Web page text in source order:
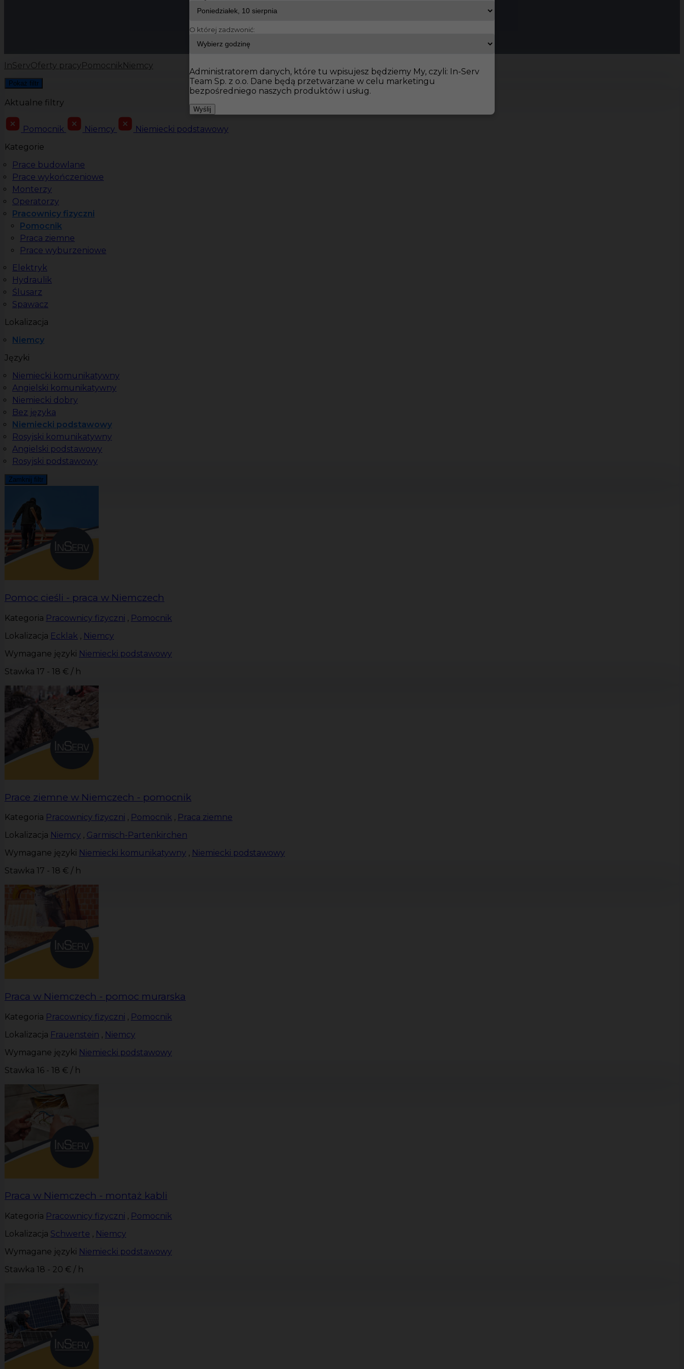
InServOferty pracy Pomocnik Niemcy
Pokaż filtr
Aktualne filtry
Pomocnik Niemcy
Niemiecki podstawowy
Kategorie
Prace budowlane
Prace wykończeniowe
Monterzy
Operatorzy
Pracownicy fizyczni
Pomocnik
Praca ziemne
Prace wyburzeniowe
Elektryk
Hydraulik
Ślusarz
Spawacz
Lokalizacja
Niemcy
Języki
Niemiecki komunikatywny
Angielski komunikatywny
Niemiecki dobry
Bez języka
Niemiecki podstawowy
Rosyjski komunikatywny
Angielski podstawowy
Rosyjski podstawowy
Zamknij filtr
Pomoc cieśli - praca w Niemczech
Kategoria Pracownicy fizyczni , Pomocnik
Lokalizacja Ecklak , Niemcy
Wymagane języki Niemiecki podstawowy
Stawka 17 - 18 € / h
Prace ziemne w Niemczech - pomocnik
Kategoria Pracownicy fizyczni , Pomocnik , Praca ziemne
Lokalizacja Niemcy , Garmisch-Partenkirchen
Wymagane języki Niemiecki komunikatywny , Niemiecki podstawowy
Stawka 17 - 18 € / h
Praca w Niemczech - pomoc murarska
Kategoria Pracownicy fizyczni , Pomocnik
Lokalizacja Frauenstein , Niemcy
Wymagane języki Niemiecki podstawowy
Stawka 16 - 18 € / h
Praca w Niemczech - montaż kabli
Kategoria Pracownicy fizyczni , Pomocnik
Lokalizacja Schwerte , Niemcy
Wymagane języki Niemiecki podstawowy
Stawka 18 - 20 € / h
O której zadzwonić:
Administratorem danych, które tu wpisujesz będziemy My, czyli: In-Serv
Team Sp. z o.o. Dane będą przetwarzane w celu marketingu
bezpośredniego naszych produktów i usług.
Wyślij